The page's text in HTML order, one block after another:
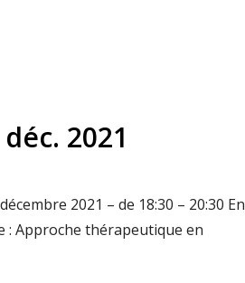
2021
2021 – de 18:30 – 20:30 En
: Approche thérapeutique en